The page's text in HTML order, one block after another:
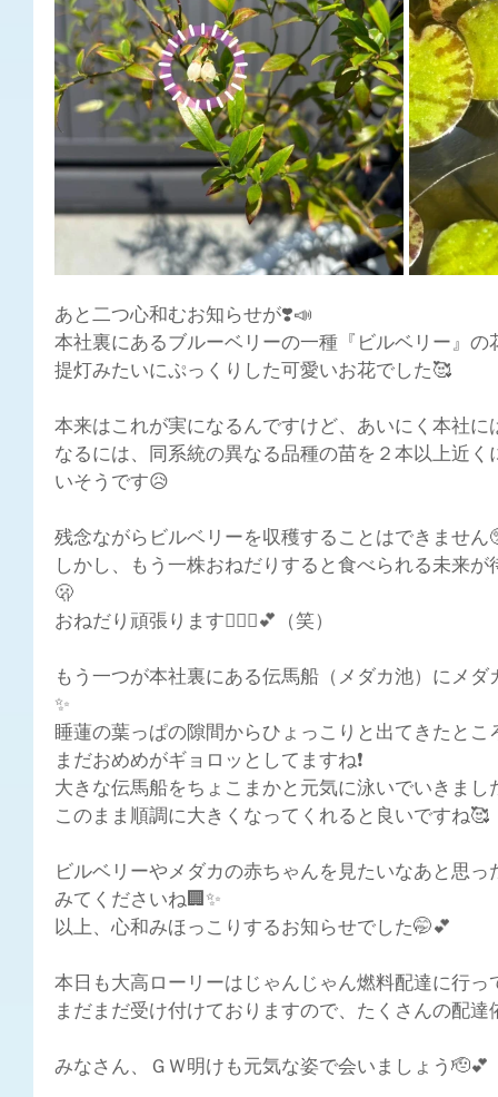
あと二つ心和むお知らせが❣️📣
本社裏にあるブルーベリーの一種『ビルベリー』の
提灯みたいにぷっくりした可愛いお花でした🥰
本来はこれが実になるんですけど、あいにく本社
なるには、同系統の異なる品種の苗を２本以上近
いそうです😥
残念ながらビルベリーを収穫することはできません
しかし、もう一株おねだりすると食べられる未来
🫢
おねだり頑張ります🙋🏻‍♀️💕（笑）
もう一つが本社裏にある伝馬船（メダカ池）にメ
✨
睡蓮の葉っぱの隙間からひょっこりと出てきたとこ
まだおめめがギョロッとしてますね❗
大きな伝馬船をちょこまかと元気に泳いでいきまし
このまま順調に大きくなってくれると良いですね🥰
ビルベリーやメダカの赤ちゃんを見たいなあと思
みてくださいね🏢✨
以上、心和みほっこりするお知らせでした🤭💕
本日も大高ローリーはじゃんじゃん燃料配達に行っ
まだまだ受け付けておりますので、たくさんの配
みなさん、ＧＷ明けも元気な姿で会いましょう🫡💕